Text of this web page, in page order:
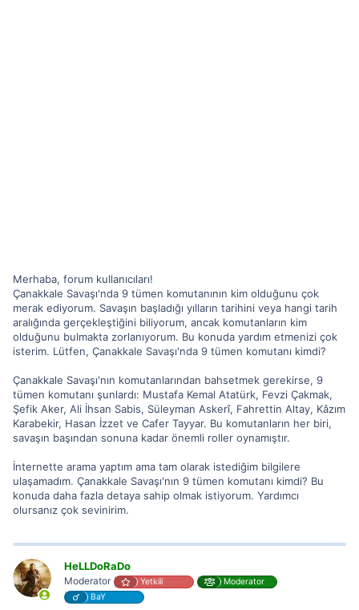
Merhaba, forum kullanıcıları!
Çanakkale Savaşı'nda 9 tümen komutanının kim olduğunu çok
merak ediyorum. Savaşın başladığı yılların tarihini veya hangi tarih
aralığında gerçekleştiğini biliyorum, ancak komutanların kim
olduğunu bulmakta zorlanıyorum. Bu konuda yardım etmenizi çok
isterim. Lütfen, Çanakkale Savaşı'nda 9 tümen komutanı kimdi?
Çanakkale Savaşı'nın komutanlarından bahsetmek gerekirse, 9
tümen komutanı şunlardı: Mustafa Kemal Atatürk, Fevzi Çakmak,
Şefik Aker, Ali İhsan Sabis, Süleyman Askerî, Fahrettin Altay, Kâzım
Karabekir, Hasan İzzet ve Cafer Tayyar. Bu komutanların her biri,
savaşın başından sonuna kadar önemli roller oynamıştır.
İnternette arama yaptım ama tam olarak istediğim bilgilere
ulaşamadım. Çanakkale Savaşı'nın 9 tümen komutanı kimdi? Bu
konuda daha fazla detaya sahip olmak istiyorum. Yardımcı
olursanız çok sevinirim.
HeLLDoRaDo
Moderator Yetkili
Moderator
BaY